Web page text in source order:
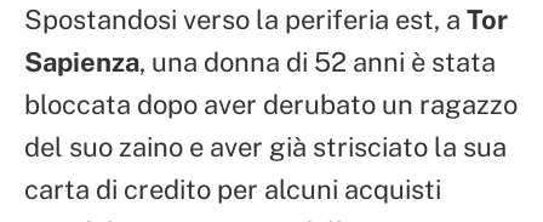
Spostandosi verso la periferia est, a Tor
Sapienza, una donna di 52 anni è stata
bloccata dopo aver derubato un ragazzo
del suo zaino e aver già strisciato la sua
carta di credito per alcuni acquisti